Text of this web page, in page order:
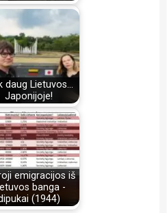
daug Lietuvos...
Japonijoje!
emigracijos iš
banga -
(1944)